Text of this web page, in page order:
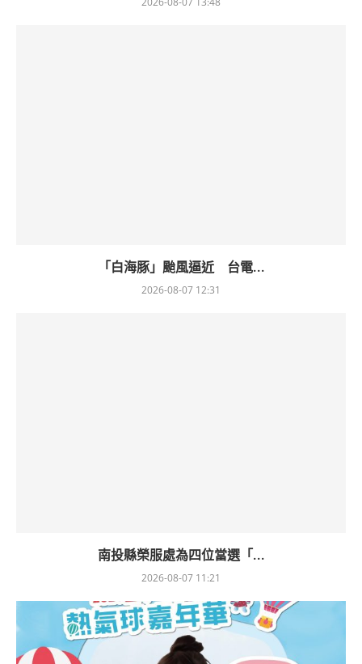
「白海豚」颱風逼近 台電...
2026-08-07 12:31
南投縣榮服處為四位當選「...
2026-08-07 11:21